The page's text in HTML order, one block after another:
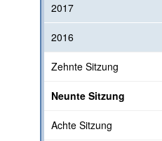
2017
2016
Zehnte Sitzung
Neunte Sitzung
Achte Sitzung